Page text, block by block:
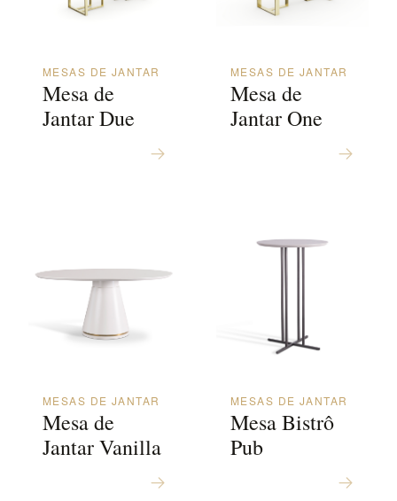
MESAS DE JANTAR
Mesa de
Jantar Due
MESAS DE JANTAR
Mesa de
Jantar One
MESAS DE JANTAR
Mesa de
Jantar Vanilla
MESAS DE JANTAR
Mesa Bistrô
Pub